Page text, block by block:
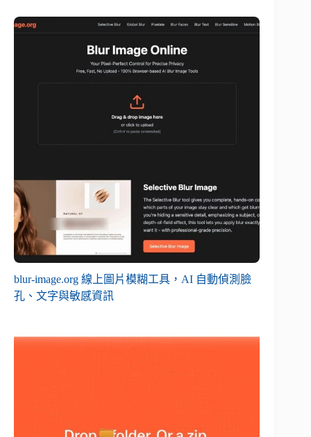
blur-image.org 線上圖片模糊工具，AI 自動偵測臉
孔、文字與敏感資訊